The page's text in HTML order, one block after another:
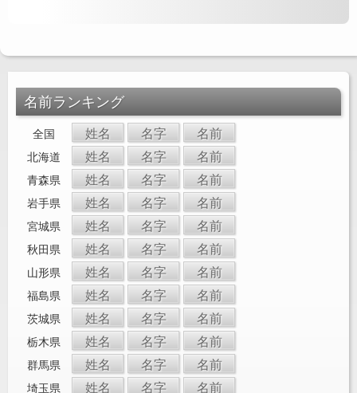
名前ランキング
全国 姓名 名字 名前
北海道 姓名 名字 名前
青森県 姓名 名字 名前
岩手県 姓名 名字 名前
宮城県 姓名 名字 名前
秋田県 姓名 名字 名前
山形県 姓名 名字 名前
福島県 姓名 名字 名前
茨城県 姓名 名字 名前
栃木県 姓名 名字 名前
群馬県 姓名 名字 名前
埼玉県 姓名 名字 名前